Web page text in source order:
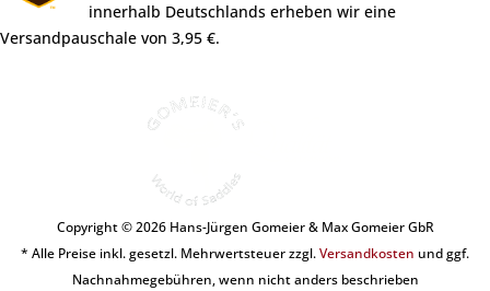
innerhalb Deutschlands erheben wir eine
Versandpauschale von 3,95 €.
Copyright © 2026 Hans-Jürgen Gomeier & Max Gomeier GbR
* Alle Preise inkl. gesetzl. Mehrwertsteuer zzgl.Versandkosten und ggf.
Nachnahmegebühren, wenn nicht anders beschrieben